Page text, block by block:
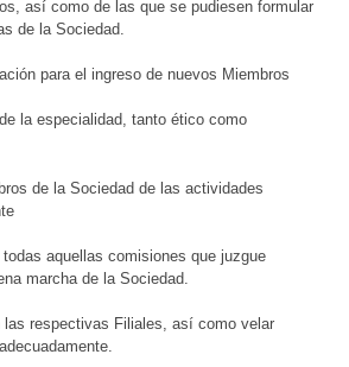
así como de las que se pudiesen formular
de la Sociedad.
para el ingreso de nuevos Miembros
la especialidad, tanto ético como
de la Sociedad de las actividades
aquellas comisiones que juzgue
marcha de la Sociedad.
las respectivas Filiales, así como velar